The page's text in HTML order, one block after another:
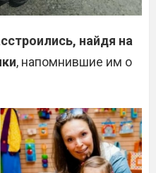
найдя на
, напомнившие им о